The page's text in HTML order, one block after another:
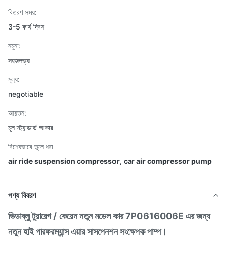
বিতরণ সময়:
3-5 কার্য দিবস
নমুনা:
সহজলভ্য
মূল্য:
negotiable
আয়তন:
মূল স্ট্যান্ডার্ড আকার
বিশেষভাবে তুলে ধরা
air ride suspension compressor, car air compressor pump
পণ্য বিবরণ
ভিডাব্লু টুয়ারেগ / কেয়েন নতুন মডেল কার 7P0616006E এর জন্য
নতুন হাই পারফরম্যান্স এয়ার সাসপেনশন সংক্ষেপক পাম্প।